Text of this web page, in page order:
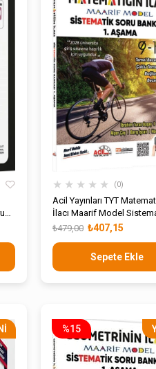
★ ★ ★ ★ ★ 0
Acil Yayınları TYT
İlacı Maarif Model
Soru Bankası 1
₺407,15
₺479,00
Sepete Ekle
%15